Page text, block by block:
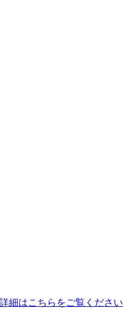
細はこちらをご覧ください